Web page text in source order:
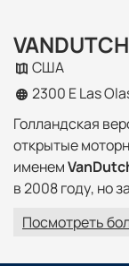
VANDUTCH
США
2300 E Las
Голландская
открытые
именем
в 2008 году, но
модель
Посмотреть